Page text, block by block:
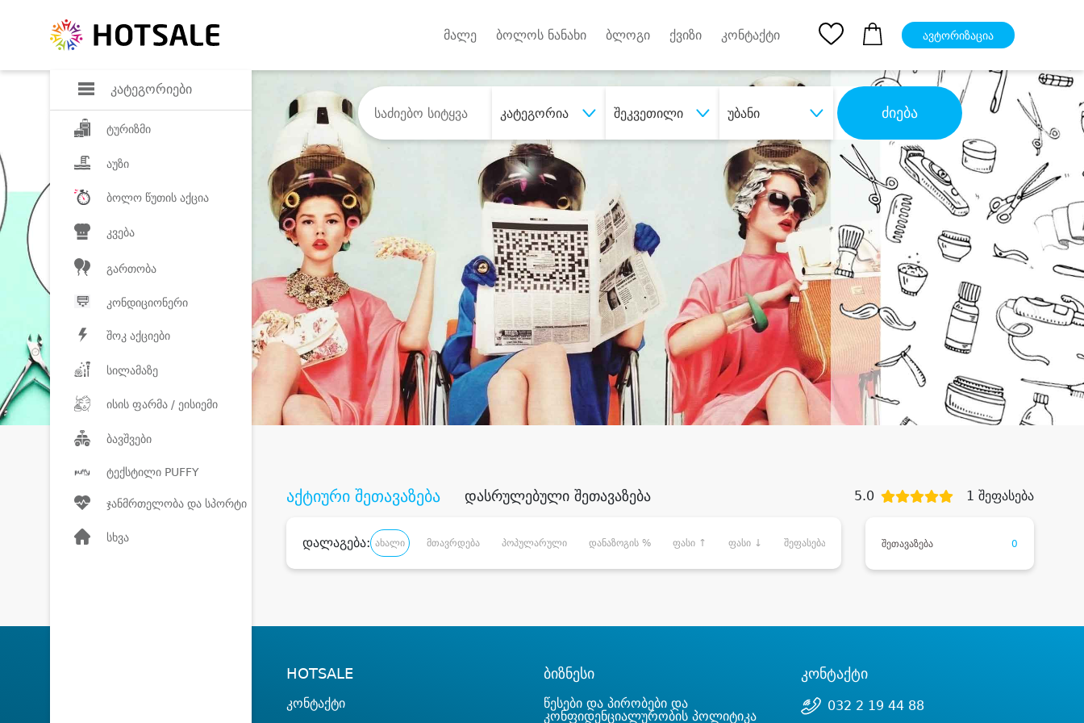
კატეგორიები
ტურიზმი
აუზი
ბოლო წუთის აქცია
კვება
გართობა
კონდიციონერი
შოკ აქციები
სილამაზე
ისის ფარმა / ეისიემი
ბავშვები
ტექსტილი PUFFY
ჯანმრთელობა და სპორტი
სხვა
მალე ბოლოს ნანახი ბლოგი ქვიზი კონტაქტი ავტორიზაცია
კატეგორია შეკვეთილი უბანი ძიება
შეიძინე სასურველი მომსახურებადიდი დანაზოგით
აქტიური შეთავაზება დასრულებული შეთავაზება 5.0 1 შეფასება
დალაგება: ახალი მთავრდება პოპულარული დანაზოგის % ფასი ↑ ფასი ↓ შეფასება შეთავაზება 0
HOTSALE
კონტაქტი
ბიზნესი
წესები და პირობები და
კონფიდენციალურობის პოლიტიკა
კონტაქტი
032 2 19 44 88